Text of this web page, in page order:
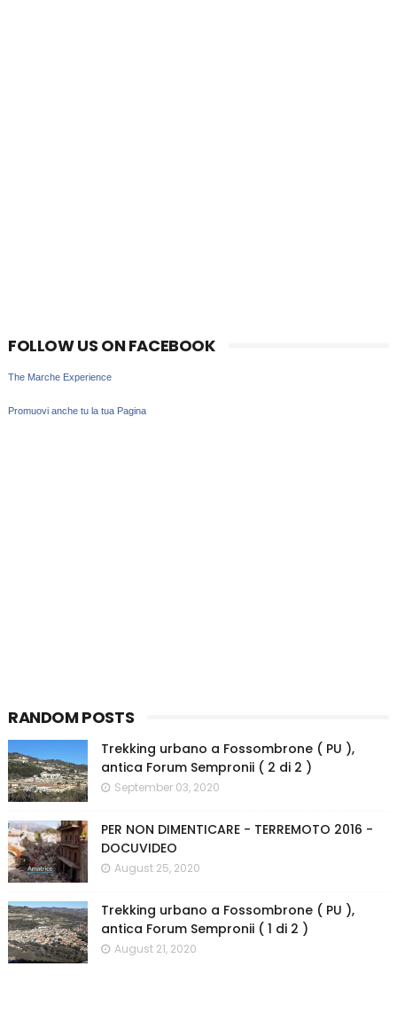
FOLLOW US ON FACEBOOK
The Marche Experience
Promuovi anche tu la tua Pagina
RANDOM POSTS
Trekking urbano a Fossombrone ( PU ),
antica Forum Sempronii ( 2 di 2 )
September 03, 2020
PER NON DIMENTICARE - TERREMOTO 2016 -
DOCUVIDEO
August 25, 2020
Trekking urbano a Fossombrone ( PU ),
antica Forum Sempronii ( 1 di 2 )
August 21, 2020